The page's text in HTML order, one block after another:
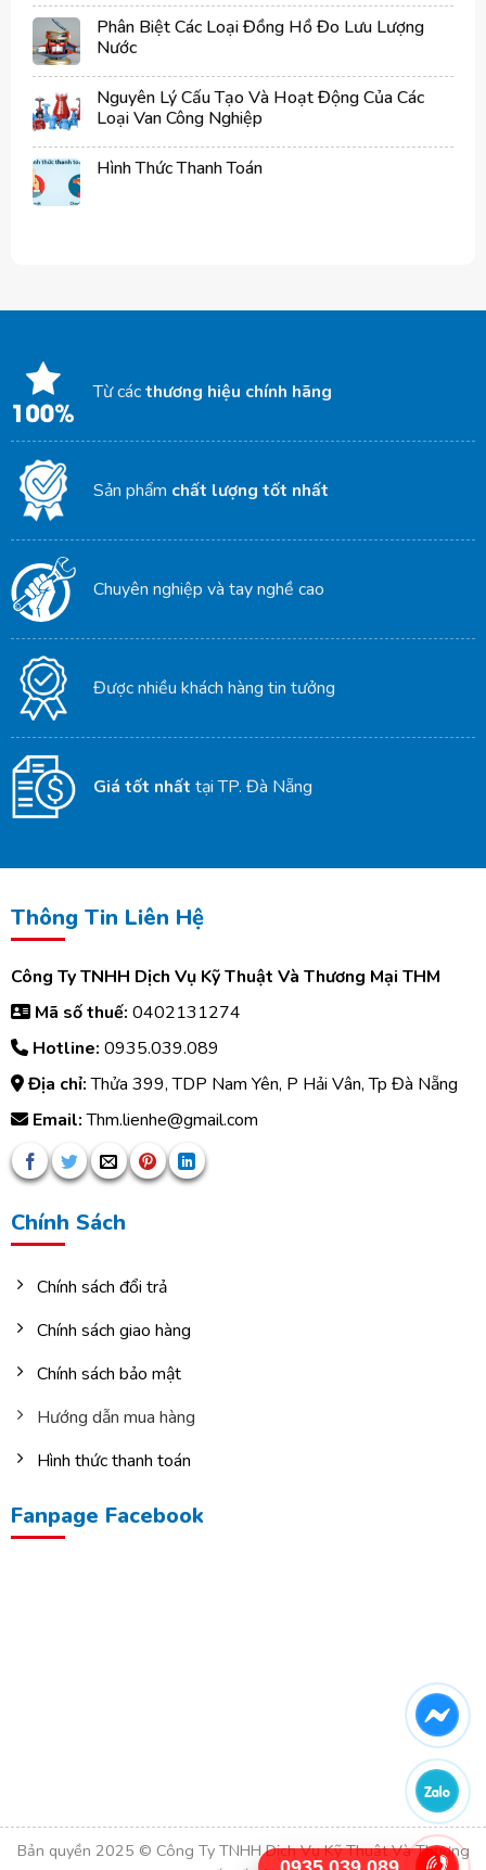
Phân Biệt Các Loại Đồng Hồ Đo Lưu Lượng
Nước
Nguyên Lý Cấu Tạo Và Hoạt Động Của Các
Loại Van Công Nghiệp
Hình Thức Thanh Toán
Từ cácthương hiệu chính hãng
Sản phẩm chất lượng tốt nhất
Chuyên nghiệp và tay nghề cao
Được nhiều khách hàng tin tưởng
Giá tốt nhất tại TP. Đà Nẵng
Thông Tin Liên Hệ
Công Ty TNHH Dịch Vụ Kỹ Thuật Và Thương Mại THM
Mã số thuế: 0402131274
Hotline: 0935.039.089
Địa chỉ:Thửa 399, TDP Nam Yên, P Hải Vân, Tp Đà Nẵng
Email:Thm.lienhe@gmail.com
Chính Sách
Chính sách đổi trả
Chính sách giao hàng
Chính sách bảo mật
Hướng dẫn mua hàng
Hình thức thanh toán
Fanpage Facebook
Bản quyền 2025 © Công Ty TNHH Dịch Vụ Kỹ Thuật Và Thương